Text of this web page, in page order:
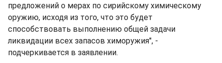
предложений о мерах по сирийскому химическому
оружию, исходя из того, что это будет
способствовать выполнению общей задачи
ликвидации всех запасов химоружия", -
подчеркивается в заявлении.